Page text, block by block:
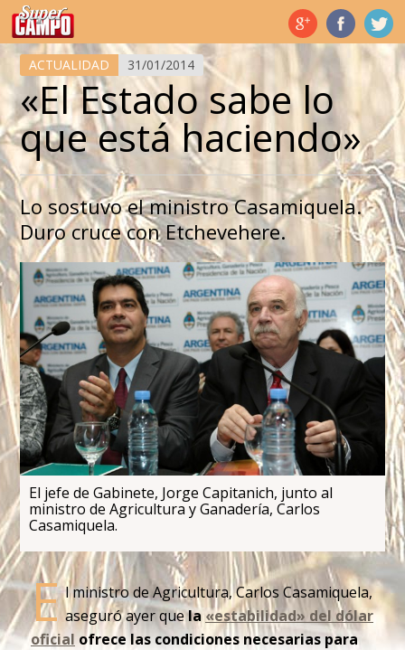
Temas de hoy
ACTUALIDAD 31/01/2014
«El Estado sabe lo
que está haciendo»
Lo sostuvo el ministro Casamiquela.
Duro cruce con Etchevehere.
El jefe de Gabinete, Jorge Capitanich, junto al
ministro de Agricultura y Ganadería, Carlos
Casamiquela.
E l ministro de Agricultura, Carlos Casamiquela,
aseguró ayer quela«estabilidad» del dólar
oficialofrece las condiciones necesarias para